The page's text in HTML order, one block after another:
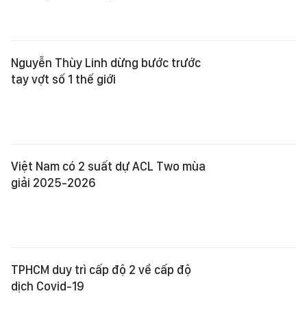
Nguyễn Thùy Linh dừng bước trước
tay vợt số 1 thế giới
Việt Nam có 2 suất dự ACL Two mùa
giải 2025-2026
TPHCM duy trì cấp độ 2 về cấp độ
dịch Covid-19